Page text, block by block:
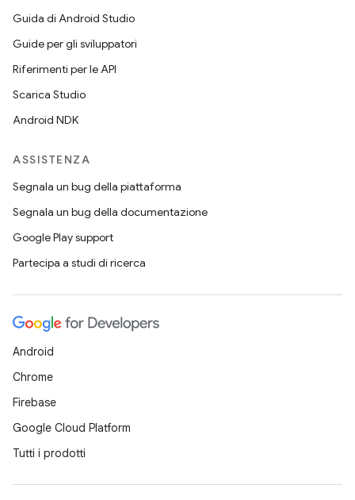
Guida di Android Studio
Guide per gli sviluppatori
Riferimenti per le API
Scarica Studio
Android NDK
ASSISTENZA
Segnala un bug della piattaforma
Segnala un bug della documentazione
Google Play support
Partecipa a studi di ricerca
Android
Chrome
Firebase
Google Cloud Platform
Tutti i prodotti